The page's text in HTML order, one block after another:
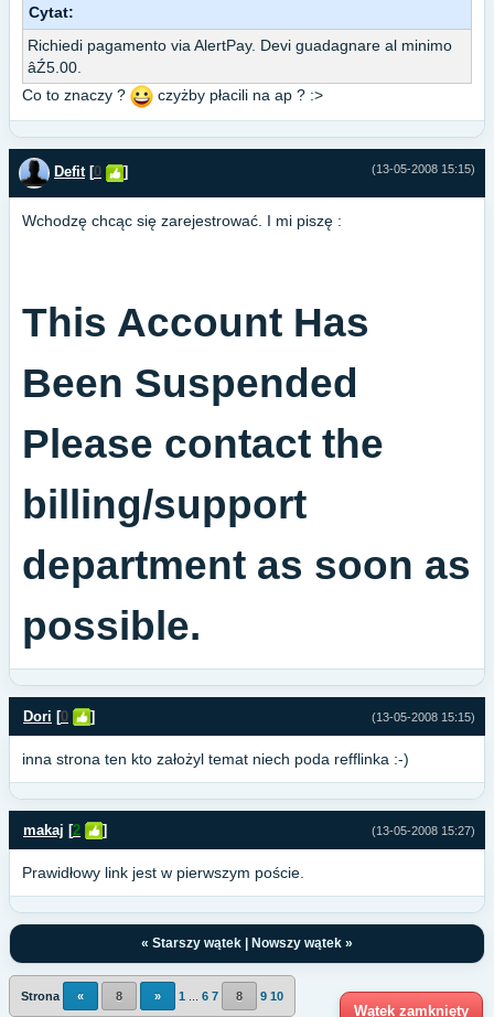
Cytat:
Richiedi pagamento via AlertPay. Devi guadagnare al minimo
âŹ5.00.
Co to znaczy ?
czyżby płacili na ap ? :>
(13-05-2008 15:15)
Defit [0 ]
Wchodzę chcąc się zarejestrować. I mi piszę :
This Account Has
Been Suspended
Please contact the
billing/support
department as soon as
possible.
(13-05-2008 15:15)
Dori [0 ]
inna strona ten kto założyl temat niech poda refflinka :-)
(13-05-2008 15:27)
makaj [2 ]
Prawidłowy link jest w pierwszym poście.
« Starszy wątek | Nowszy wątek »
Strona « 8 » 1 6 7 8 9 10
Wątek zamknięty